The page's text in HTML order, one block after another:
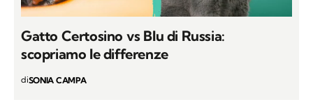
Gatto Certosino vs Blu di Russia:
scopriamo le differenze
diSONIA CAMPA